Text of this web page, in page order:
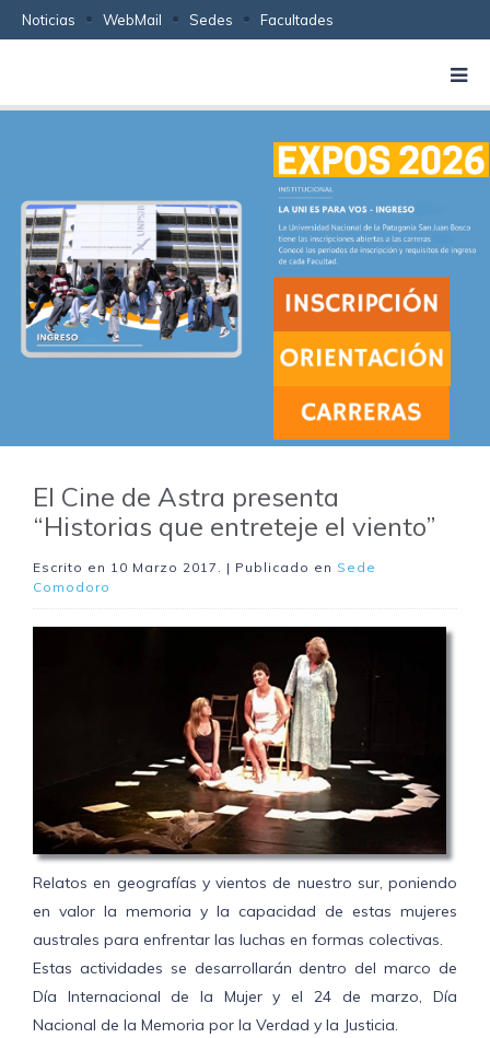
Noticias WebMail Sedes Facultades
El Cine de Astra presenta
“Historias que entreteje el viento”
Escrito en 10 Marzo 2017 . | Publicado en Sede
Comodoro
Relatos en geografías y vientos de nuestro sur, poniendo
en valor la memoria y la capacidad de estas mujeres
australes para enfrentar las luchas en formas colectivas.
Estas actividades se desarrollarán dentro del marco de
Día Internacional de la Mujer y el 24 de marzo, Día
Nacional de la Memoria por la Verdad y la Justicia.